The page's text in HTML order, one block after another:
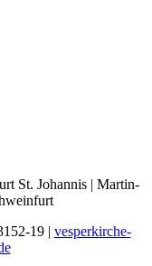
St. Johannis | Martin-
19 | vesperkirche-